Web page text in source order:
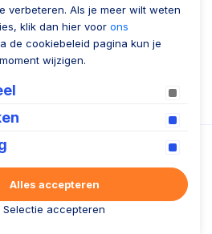
Zakelijk bestellen
Account aanmaken
Privacy statement
Cookiebeleid
2026 Breure B.V.
verbeteren. Als je meer wilt weten
klik dan hier voor ons
de cookiebeleid pagina kun je
wijzigen.
Selectie accepteren
Alles accepteren